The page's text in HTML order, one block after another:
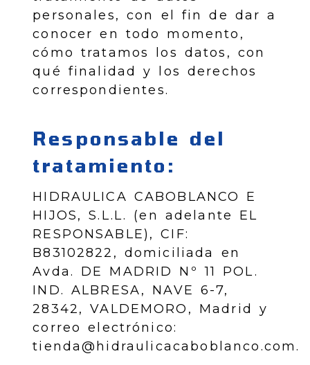
personales, con el fin de dar a
conocer en todo momento,
cómo tratamos los datos, con
qué finalidad y los derechos
correspondientes.
Responsable del
tratamiento:
HIDRAULICA CABOBLANCO E
HIJOS, S.L.L.
(en adelante EL
RESPONSABLE),CIF:
B83102822 , domiciliada en
Avda. DE MADRID Nº 11 POL.
IND. ALBRESA, NAVE 6-7,
28342,VALDEMORO , Madrid
y
correo electrónico:
tienda@hidraulicacaboblanco.com.